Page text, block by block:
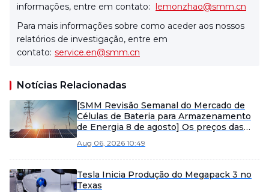
informações, entre em contato: lemonzhao@smm.cn
Para mais informações sobre como aceder aos nossos
relatórios de investigação, entre em
contato: service.en@smm.cn
Notícias Relacionadas
[SMM Revisão Semanal do Mercado de
Células de Bateria para Armazenamento
de Energia 8 de agosto] Os preços das
de energia permanecem estáveis, com
expectativa de aceleração dos embarques
de produtos de grande capacidade no
segundo semestre.
Aug 06, 2026 10:49
Tesla Inicia Produção do Megapack 3 no
Texas